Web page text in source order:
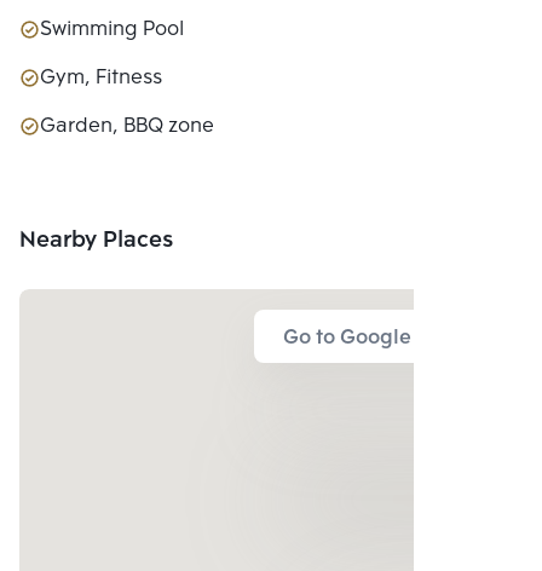
Swimming Pool
Gym, Fitness
Garden, BBQ zone
Nearby Places
Go to Google Map